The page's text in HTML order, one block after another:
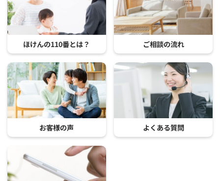
ほけんの110番とは？ ご相談の流れ
お客様の声 よくある質問